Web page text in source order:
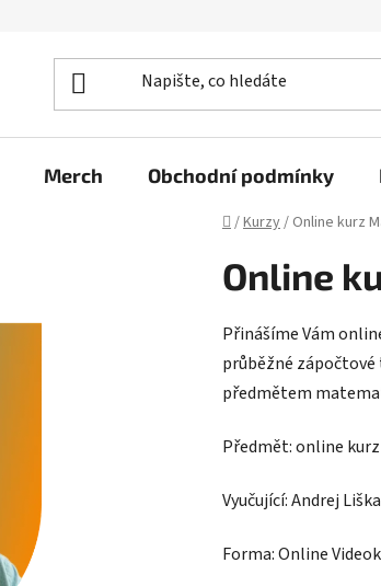
Merch Obchodní podmínky
Domů
/Kurzy/ Online kurz
Online
Přinášíme Vám
průběžné
předmětem
Předmět: online
Vyučující: Andrej Liška
Forma: Online